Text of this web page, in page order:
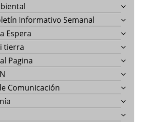
Informativo Semanal
Espera
tierra
Pagina
Comunicación